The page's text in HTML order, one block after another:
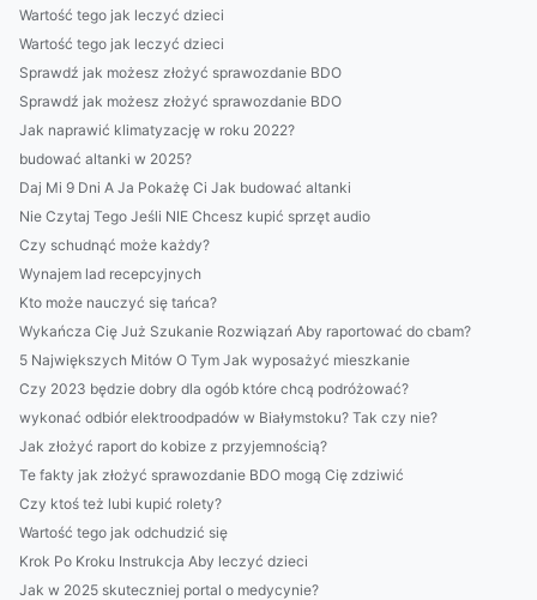
Wartość tego jak leczyć dzieci
Wartość tego jak leczyć dzieci
Sprawdź jak możesz złożyć sprawozdanie BDO
Sprawdź jak możesz złożyć sprawozdanie BDO
Jak naprawić klimatyzację w roku 2022?
budować altanki w 2025?
Daj Mi 9 Dni A Ja Pokażę Ci Jak budować altanki
Nie Czytaj Tego Jeśli NIE Chcesz kupić sprzęt audio
Czy schudnąć może każdy?
Wynajem lad recepcyjnych
Kto może nauczyć się tańca?
Wykańcza Cię Już Szukanie Rozwiązań Aby raportować do cbam?
5 Największych Mitów O Tym Jak wyposażyć mieszkanie
Czy 2023 będzie dobry dla ogób które chcą podróżować?
wykonać odbiór elektroodpadów w Białymstoku? Tak czy nie?
Jak złożyć raport do kobize z przyjemnością?
Te fakty jak złożyć sprawozdanie BDO mogą Cię zdziwić
Czy ktoś też lubi kupić rolety?
Wartość tego jak odchudzić się
Krok Po Kroku Instrukcja Aby leczyć dzieci
Jak w 2025 skuteczniej portal o medycynie?